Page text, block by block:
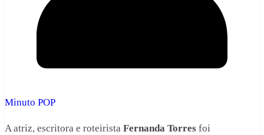
Minuto POP
A atriz, escritora e roteirista Fernanda Torres foi